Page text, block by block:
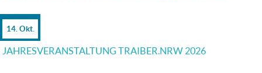
14. Okt.
JAHRESVERANSTALTUNG TRAIBER.NRW 2026